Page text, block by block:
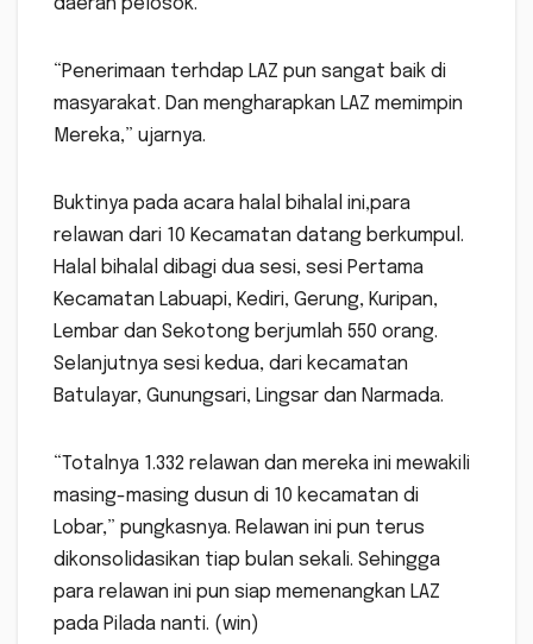
daerah pelosok.
“Penerimaan terhdap LAZ pun sangat baik di
masyarakat. Dan mengharapkan LAZ memimpin
Mereka,” ujarnya.
Buktinya pada acara halal bihalal ini,para
relawan dari 10 Kecamatan datang berkumpul.
Halal bihalal dibagi dua sesi, sesi Pertama
Kecamatan Labuapi, Kediri, Gerung, Kuripan,
Lembar dan Sekotong berjumlah 550 orang.
Selanjutnya sesi kedua, dari kecamatan
Batulayar, Gunungsari, Lingsar dan Narmada.
“Totalnya 1.332 relawan dan mereka ini mewakili
masing-masing dusun di 10 kecamatan di
Lobar,” pungkasnya. Relawan ini pun terus
dikonsolidasikan tiap bulan sekali. Sehingga
para relawan ini pun siap memenangkan LAZ
pada Pilada nanti. (win)